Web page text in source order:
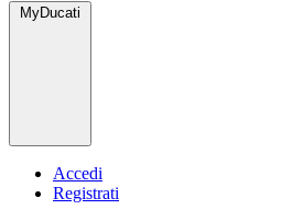
MyDucati
Accedi
Registrati